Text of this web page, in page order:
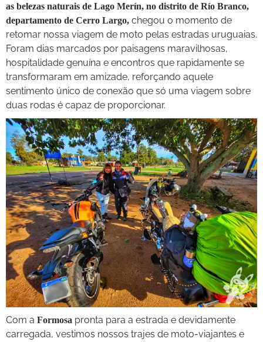
as belezas naturais de Lago Merín, no distrito de Río Branco,
departamento de Cerro Largo, chegou o momento de
retomar nossa viagem de moto pelas estradas uruguaias.
Foram dias marcados por paisagens maravilhosas,
hospitalidade genuína e encontros que rapidamente se
transformaram em amizade, reforçando aquele
sentimento único de conexão que só uma viagem sobre
duas rodas é capaz de proporcionar.
Com a Formosa pronta para a estrada e devidamente
carregada, vestimos nossos trajes de moto-viajantes e